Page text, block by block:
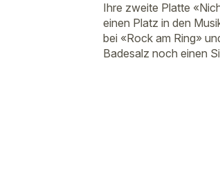
Ihre zweite Platte
einen Platz in den
bei «Rock am Ring»
Badesalz noch einen